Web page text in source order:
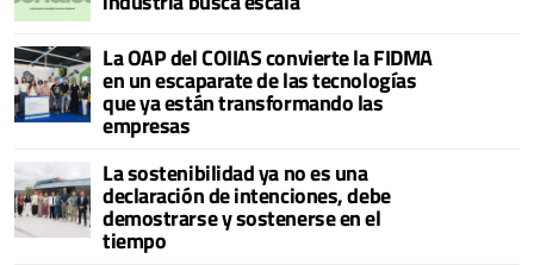
La OAP del COIIAS convierte la FIDMA
en un escaparate de las tecnologías
que ya están transformando las
empresas
La sostenibilidad ya no es una
declaración de intenciones, debe
demostrarse y sostenerse en el
tiempo